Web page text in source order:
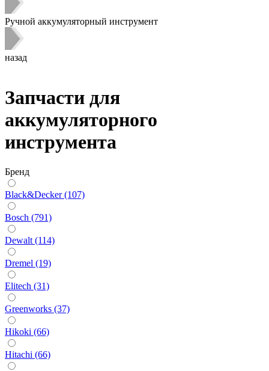
Ручной аккумуляторный инструмент
назад
Запчасти для
аккумуляторного
инструмента
Бренд
Black&Decker (107)
Bosch (791)
Dewalt (114)
Dremel (19)
Elitech (31)
Greenworks (37)
Hikoki (66)
Hitachi (66)